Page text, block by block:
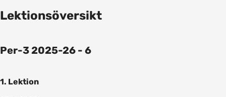
Lektionsöversikt
Per-3 2025-26 - 6
1. Lektion